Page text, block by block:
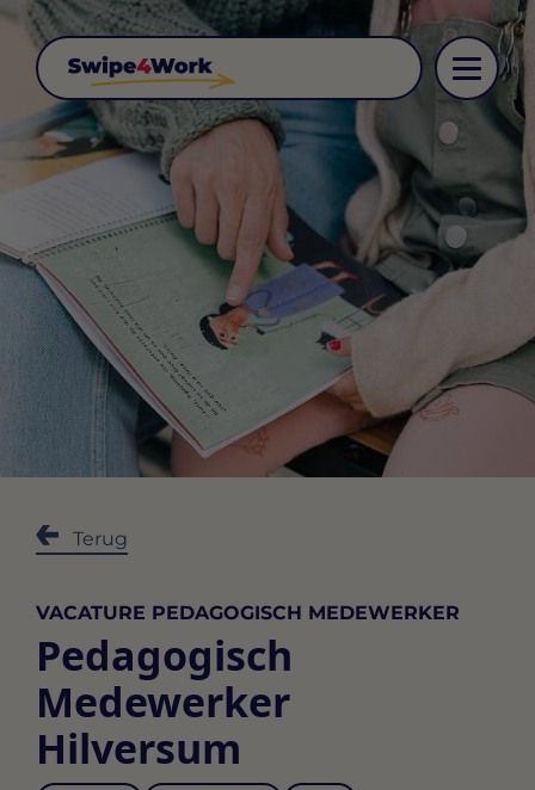
Terug
VACATURE PEDAGOGISCH MEDEWERKER
Pedagogisch
Medewerker
Hilversum